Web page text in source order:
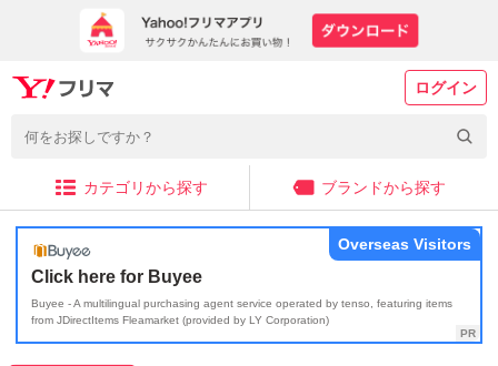
ログイン
カテゴリから探す ブランドから探す
Click here for Buyee
Buyee - A multilingual purchasing agent service operated by tenso, featuring items
from JDirectItems Fleamarket (provided by LY Corporation)
Overseas Visitors